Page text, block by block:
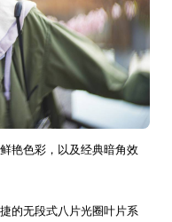
艳色彩，以及经典暗角效
的无段式八片光圈叶片系